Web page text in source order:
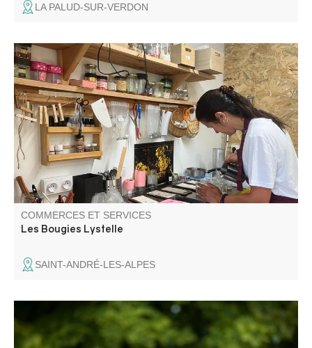
LA PALUD-SUR-VERDON
Bougies à la cire d'abeille pure et locale, bougies à la cire
de soja. Fondants parfumés aux fragrances de Grasse.
Naturelle, colorée, parfumée, notre gamme de bougies
est variée. Commandes personnalisées, cadeaux,
anniversaire, mariage….
COMMERCES ET SERVICES
Les Bougies Lystelle
SAINT-ANDRÉ-LES-ALPES
La charpente traditionnelle en bois massif. Nous réalisons
diverses constructions telles que des maisons, des